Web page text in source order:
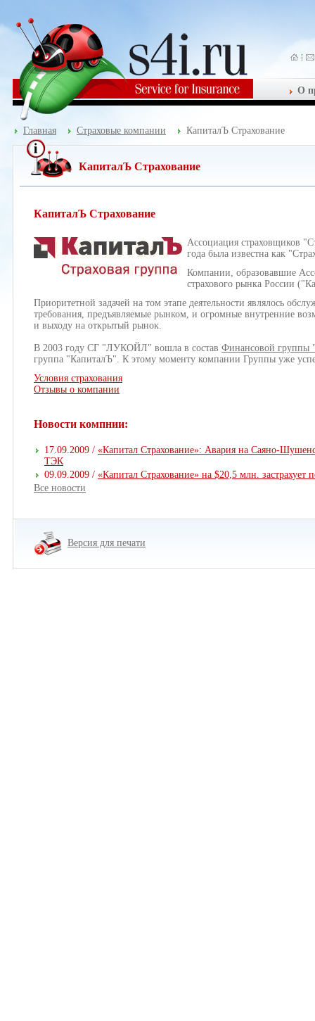
О
Главная Страховые компании КапиталЪ Страхование
КапиталЪ Страхование
КапиталЪ Страхование
Ассоциация страховщиков
года была известна как
Компании, образовавшие
страхового рынка России
Приоритетной задачей на том этапе деятельности являлось
требования, предъявляемые рынком, и огромные внутренние
и выходу на открытый рынок.
В 2003 году СГ "ЛУКОЙЛ" вошла в состав Финансовой
группа "КапиталЪ". К этому моменту компании Группы уже
Условия страхования
Отзывы о компании
Новости компнии:
17.09.2009 / «Капитал Страхование»: Авария на Саяно-
ТЭК
09.09.2009 / «Капитал Страхование» на $20,5 млн.
Все новости
Версия для печати